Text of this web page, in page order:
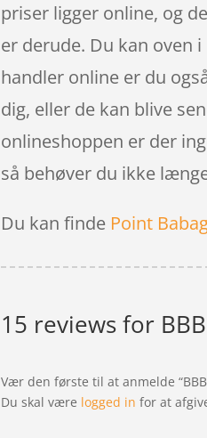
priser ligger online, og
er derude. Du kan oven
handler online er du
dig, eller de kan blive
onlineshoppen er der
så behøver du ikke
Du kan finde Point
15 reviews for
Vær den første til at anmelde
Du skal være logged in for at